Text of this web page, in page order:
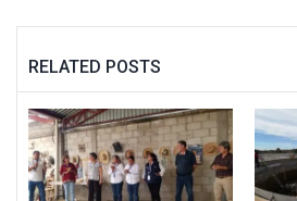
RELATED POSTS